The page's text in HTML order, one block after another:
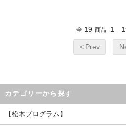
全 19 商品 1 -
< Prev
カテゴリーから探す
【松木プログラム】